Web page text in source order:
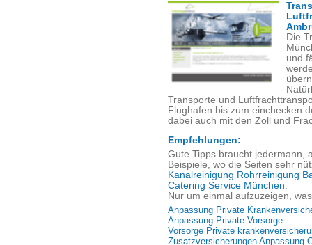
Die
und
Transporte und
Flughafen bis zum einchecken
dabei auch mit den Zoll und
Empfehlungen:
Gute Tipps braucht jedermann,
Beispiele, wo die Seiten sehr
Kanalreinigung Rohrreinigung
Catering Service München.
Nur um einmal aufzuzeigen,
Anpassung Private
Anpassung Private Vorsorge
Vorsorge Private
Zusatzversicherungen Anpassung